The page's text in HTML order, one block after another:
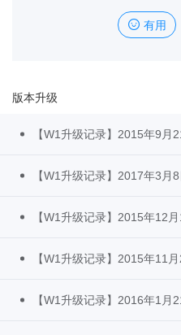
有用
版本升级
【W1升级记录】2015年9月
【W1升级记录】2017年3
【W1升级记录】2015年12月
【W1升级记录】2015年11
【W1升级记录】2016年1月